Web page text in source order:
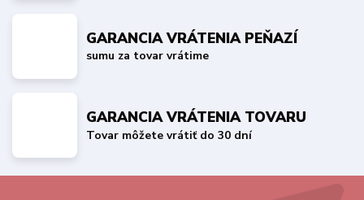
GARANCIA VRÁTENIA PEŇAZÍ
sumu za tovar vrátime
GARANCIA VRÁTENIA TOVARU
Tovar môžete vrátiť do 30 dní